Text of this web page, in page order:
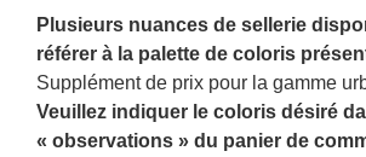
Plusieurs nuances de sellerie
référer à la palette de coloris
Supplément de prix pour la gamme
Veuillez indiquer le coloris désiré
« observations » du panier de